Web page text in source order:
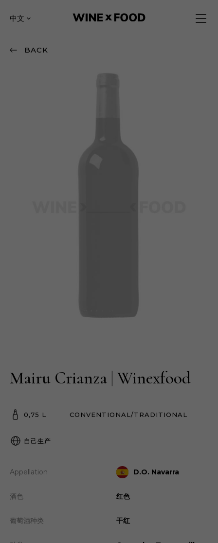
中文
BACK
Mairu Crianza | Winexfood
0,75 L CONVENTIONAL/TRADITIONAL
自己生产
Appellation D.O. Navarra
酒色 红色
葡萄酒种类 干红